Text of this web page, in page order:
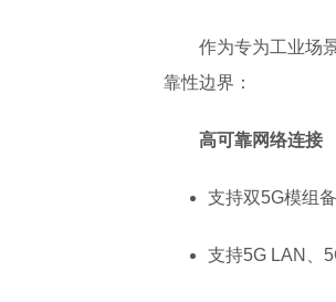
作为专为工业场
靠性边界：
高可靠网络连接
支持双5G模组
支持5G LAN、